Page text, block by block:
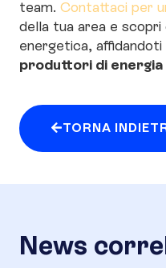
team. Contattaci per
della tua area e
energetica, affidandoti
produttori di
TORNA
News